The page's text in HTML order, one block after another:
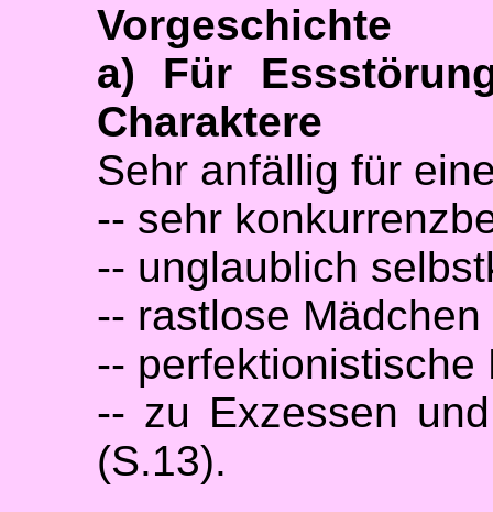
Vorgeschichte
a) Für
Charaktere
Sehr anfällig für
-- sehr
-- unglaublich
-- rastlose Mädchen
-- perfektionistische
-- zu Exzessen
(S.13).